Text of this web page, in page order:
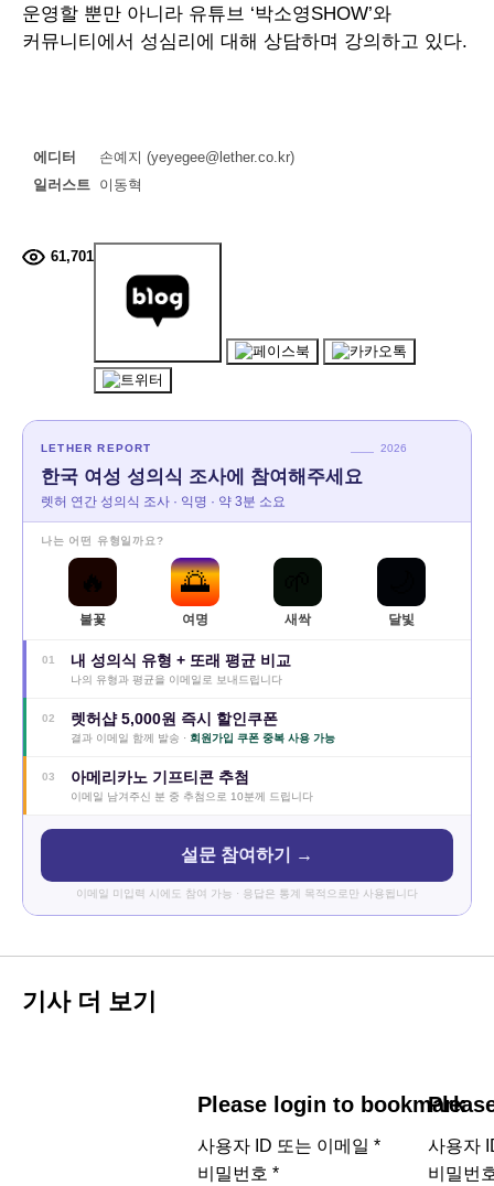
운영할 뿐만 아니라 유튜브 ‘박소영SHOW’와
커뮤니티에서 성심리에 대해 상담하며 강의하고 있다.
61,701
에디터
손예지 (yeyegee@lether.co.kr)
일러스트 이동혁
LETHER REPORT 2026
한국 여성 성의식 조사에 참여해주세요
렛허 연간 성의식 조사 · 익명 · 약 3분 소요
나는 어떤 유형일까요?
🔥
불꽃
🌅
여명 새싹 달빛
01 내 성의식 유형 + 또래 평균 비교
나의 유형과 평균을 이메일로 보내드립니다
02 렛허샵 5,000원 즉시 할인쿠폰
결과 이메일 함께 발송 · 회원가입 쿠폰 중복 사용 가능
03 아메리카노 기프티콘 추첨
이메일 남겨주신 분 중 추첨으로 10분께 드립니다
설문 참여하기 →
이메일 미입력 시에도 참여 가능 · 응답은 통계 목적으로만 사용됩니다
기사 더 보기
Please login to bookmark
사용자 ID 또는 이메일 *
비밀번호 *
사용자
비밀번